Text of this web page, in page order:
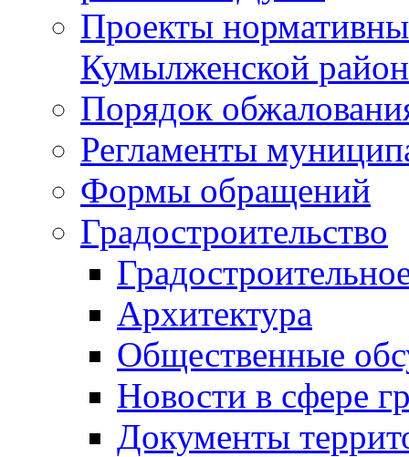
Проекты
Кумылженской
Порядок
Регламенты
Формы обращений
Градостроительство
Архитектура
Общественные
Новости в сфере
Документы